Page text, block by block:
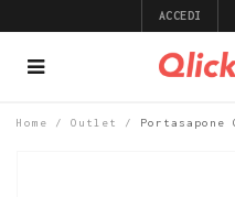
ACCEDI
Home / Outlet /